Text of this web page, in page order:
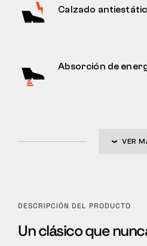
Calzado
Absorción de
VER
DESCRIPCIÓN DEL PRODUCTO
Un clásico que